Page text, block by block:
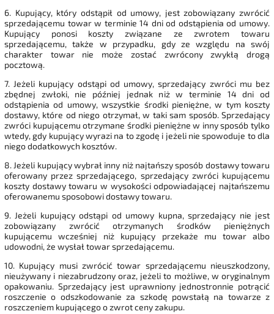
6. Kupujący, który odstąpił od umowy, jest zobowiązany zwrócić
sprzedającemu towar w terminie 14 dni od odstąpienia od umowy.
Kupujący ponosi koszty związane ze zwrotem towaru
sprzedającemu, także w przypadku, gdy ze względu na swój
charakter towar nie może zostać zwrócony zwykłą drogą
pocztową.
7. Jeżeli kupujący odstąpi od umowy, sprzedający zwróci mu bez
zbędnej zwłoki, nie później jednak niż w terminie 14 dni od
odstąpienia od umowy, wszystkie środki pieniężne, w tym koszty
dostawy, które od niego otrzymał, w taki sam sposób. Sprzedający
zwróci kupującemu otrzymane środki pieniężne w inny sposób tylko
wtedy, gdy kupujący wyrazi na to zgodę i jeżeli nie spowoduje to dla
niego dodatkowych kosztów.
8. Jeżeli kupujący wybrał inny niż najtańszy sposób dostawy towaru
oferowany przez sprzedającego, sprzedający zwróci kupującemu
koszty dostawy towaru w wysokości odpowiadającej najtańszemu
oferowanemu sposobowi dostawy towaru.
9. Jeżeli kupujący odstąpi od umowy kupna, sprzedający nie jest
zobowiązany zwrócić otrzymanych środków pieniężnych
kupującemu wcześniej niż kupujący przekaże mu towar albo
udowodni, że wysłał towar sprzedającemu.
10. Kupujący musi zwrócić towar sprzedającemu nieuszkodzony,
nieużywany i niezabrudzony oraz, jeżeli to możliwe, w oryginalnym
opakowaniu. Sprzedający jest uprawniony jednostronnie potrącić
roszczenie o odszkodowanie za szkodę powstałą na towarze z
roszczeniem kupującego o zwrot ceny zakupu.